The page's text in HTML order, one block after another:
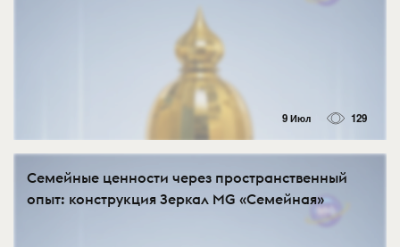
9 Июл 129
Семейные ценности через пространственный
опыт: конструкция Зеркал MG «Семейная»